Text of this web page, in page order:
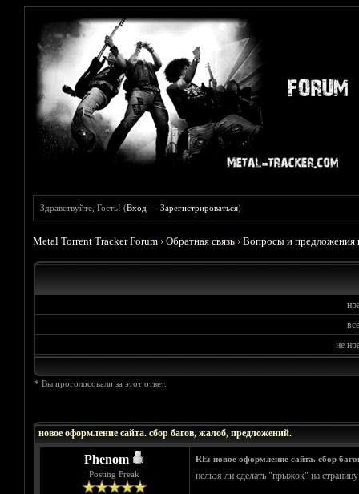
Здравствуйте, Гость! (Вход —Зарегистрироваться)
Metal Torrent Tracker Forum ›Обратная связь ›Вопросы и предложения
не
* Вы проголосовали за этот ответ.
новое оформление сайта. сбор багов, жалоб, предложений.
Phenom
Posting Freak
RE: новое оформление сайта. сбор
нельзя ли сделать "прыжок" на